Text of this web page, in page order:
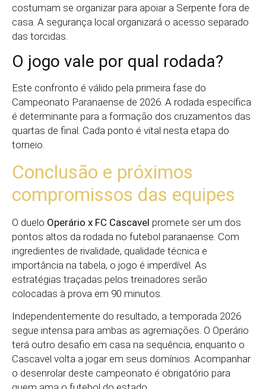
costumam se organizar para apoiar a Serpente fora de
casa. A segurança local organizará o acesso separado
das torcidas.
O jogo vale por qual rodada?
Este confronto é válido pela primeira fase do
Campeonato Paranaense de 2026. A rodada específica
é determinante para a formação dos cruzamentos das
quartas de final. Cada ponto é vital nesta etapa do
torneio.
Conclusão e próximos
compromissos das equipes
O duelo Operário x FC Cascavel promete ser um dos
pontos altos da rodada no futebol paranaense. Com
ingredientes de rivalidade, qualidade técnica e
importância na tabela, o jogo é imperdível. As
estratégias traçadas pelos treinadores serão
colocadas à prova em 90 minutos.
Independentemente do resultado, a temporada 2026
segue intensa para ambas as agremiações. O Operário
terá outro desafio em casa na sequência, enquanto o
Cascavel volta a jogar em seus domínios. Acompanhar
o desenrolar deste campeonato é obrigatório para